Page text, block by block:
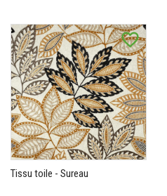
favorite_border
Tissu toile - Sureau